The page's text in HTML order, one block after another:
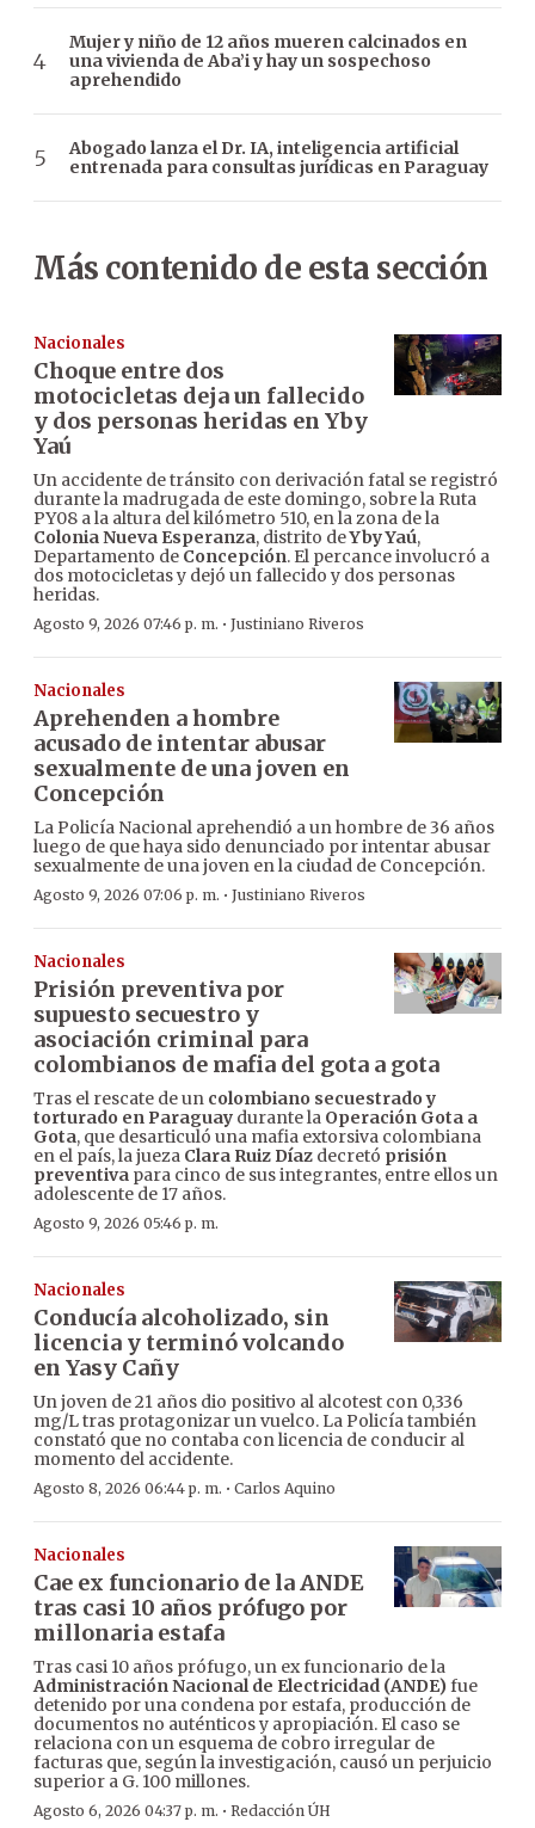
Mujer y niño de 12 años mueren calcinados en
una vivienda de Aba’i y hay un sospechoso
aprehendido
Abogado lanza el Dr. IA, inteligencia artificial
entrenada para consultas jurídicas en Paraguay
Más contenido de esta sección
Nacionales
Choque entre dos
motocicletas deja un fallecido
y dos personas heridas en Yby
Yaú
Un accidente de tránsito con derivación fatal se registró
durante la madrugada de este domingo, sobre la Ruta
PY08 a la altura del kilómetro 510, en la zona de la
Colonia Nueva Esperanza, distrito deYby Yaú,
Departamento de Concepción. El percance involucró a
dos motocicletas y dejó un fallecido y dos personas
heridas.
Agosto 9, 2026 07:46 p. m. · Justiniano Riveros
Nacionales
Aprehenden a hombre
acusado de intentar abusar
sexualmente de una joven en
Concepción
La Policía Nacional aprehendió a un hombre de 36 años
luego de que haya sido denunciado por intentar abusar
sexualmente de una joven en la ciudad de Concepción.
Agosto 9, 2026 07:06 p. m. · Justiniano Riveros
Nacionales
Prisión preventiva por
supuesto secuestro y
asociación criminal para
colombianos de mafia del gota a gota
Tras el rescate de un colombiano secuestrado y
torturado en Paraguay durante la Operación Gota a
Gota, que desarticuló una mafia extorsiva colombiana
en el país, la jueza Clara Ruiz Díaz decretó prisión
preventiva para cinco de sus integrantes, entre ellos un
adolescente de 17 años.
Agosto 9, 2026 05:46 p. m.
Nacionales
Conducía alcoholizado, sin
licencia y terminó volcando
en Yasy Cañy
Un joven de 21 años dio positivo al alcotest con 0,336
mg/L tras protagonizar un vuelco. La Policía también
constató que no contaba con licencia de conducir al
momento del accidente.
Agosto 8, 2026 06:44 p. m. · Carlos Aquino
Nacionales
Cae ex funcionario de la ANDE
tras casi 10 años prófugo por
millonaria estafa
Tras casi 10 años prófugo, un ex funcionario de la
Administración Nacional de Electricidad (ANDE)fue
detenido por una condena por estafa, producción de
documentos no auténticos y apropiación. El caso se
relaciona con un esquema de cobro irregular de
facturas que, según la investigación, causó un perjuicio
superior a G. 100 millones.
Agosto 6, 2026 04:37 p. m. · Redacción ÚH